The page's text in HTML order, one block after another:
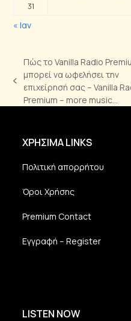
31
« Ιαν
previous
post:
Πώς το Vanilla Radio
μπορεί να ωφελήσει την
επιχείρησή σας – Vanilla
Premium – more music…
ΧΡΗΣΙΜΑ LINKS
Πολιτική απορρήτου
Όροι Χρήσης
Premium Contact
Εγγραφή – Register
LISTEN NOW